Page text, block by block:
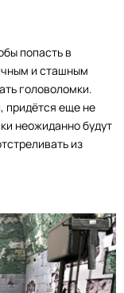
попасть в
и сташным
головоломки.
придётся еще не
неожиданно будут
из